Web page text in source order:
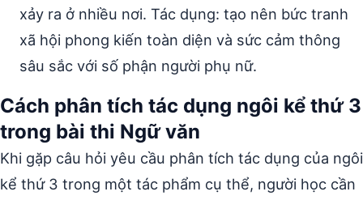
xảy ra ở nhiều nơi. Tác dụng: tạo nên bức tranh
xã hội phong kiến toàn diện và sức cảm thông
sâu sắc với số phận người phụ nữ.
Cách phân tích tác dụng ngôi kể thứ 3
trong bài thi Ngữ văn
Khi gặp câu hỏi yêu cầu phân tích tác dụng của ngôi
kể thứ 3 trong một tác phẩm cụ thể, người học cần